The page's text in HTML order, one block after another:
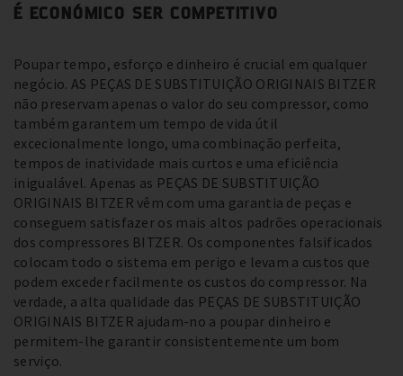
É ECONÓMICO SER COMPETITIVO
Poupar tempo, esforço e dinheiro é crucial em qualquer
negócio. AS PEÇAS DE SUBSTITUIÇÃO ORIGINAIS BITZER
não preservam apenas o valor do seu compressor, como
também garantem um tempo de vida útil
excecionalmente longo, uma combinação perfeita,
tempos de inatividade mais curtos e uma eficiência
inigualável. Apenas as PEÇAS DE SUBSTITUIÇÃO
ORIGINAIS BITZER vêm com uma garantia de peças e
conseguem satisfazer os mais altos padrões operacionais
dos compressores BITZER. Os componentes falsificados
colocam todo o sistema em perigo e levam a custos que
podem exceder facilmente os custos do compressor. Na
verdade, a alta qualidade das PEÇAS DE SUBSTITUIÇÃO
ORIGINAIS BITZER ajudam-no a poupar dinheiro e
permitem-lhe garantir consistentemente um bom
serviço.